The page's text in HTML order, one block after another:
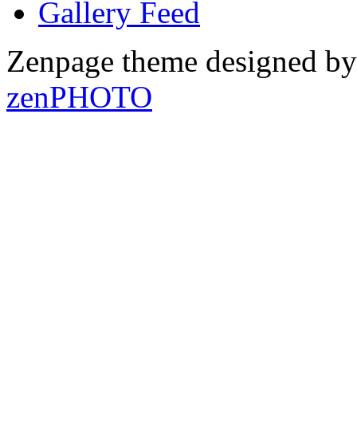
Gallery
Zenpage theme designed
zenPHOTO